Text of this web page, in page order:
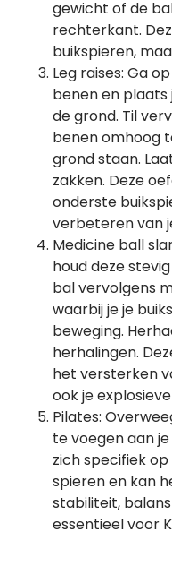
gewicht of de
rechterkant.
buikspieren,
Leg raises: Ga
benen en
de grond. Til
benen omhoog
grond staan.
zakken. Deze
onderste
verbeteren van
Medicine ball
houd deze
bal vervolgens
waarbij je je
beweging.
herhalingen.
het versterken
ook je
Pilates:
te voegen aan
zich specifiek
spieren en kan
stabiliteit,
essentieel voor